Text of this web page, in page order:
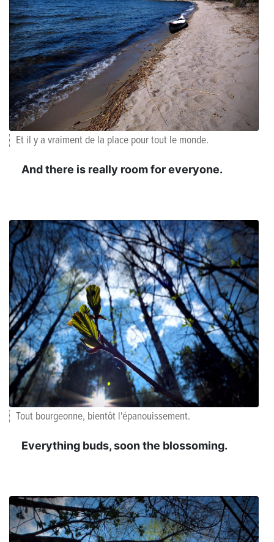
Et il y a vraiment de la place pour tout le monde.
And there is really room for everyone.
Tout bourgeonne, bientôt l'épanouissement.
Everything buds, soon the blossoming.